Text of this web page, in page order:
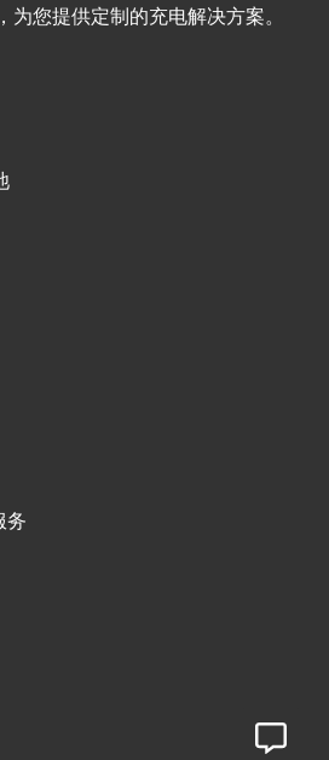
您提供定制的充电解决方案。
务